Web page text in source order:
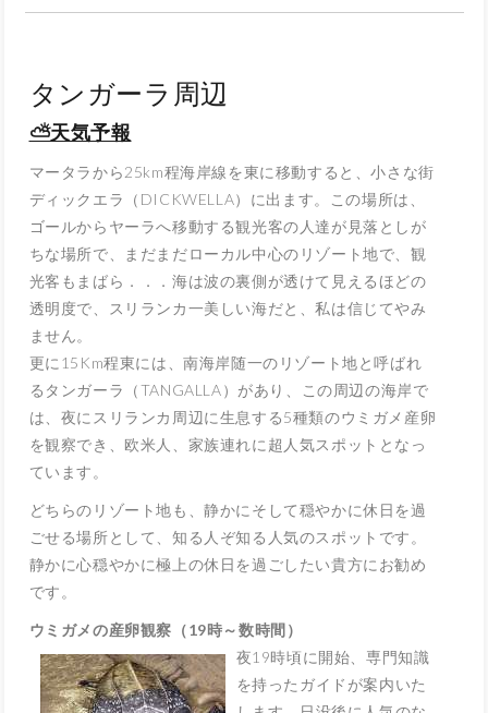
タンガーラ周辺
⛅天気予報
マータラから25km程海岸線を東に移動すると、小さな街
ディックエラ（DICKWELLA）に出ます。この場所は、
ゴールからヤーラへ移動する観光客の人達が見落としが
ちな場所で、まだまだローカル中心のリゾート地で、観
光客もまばら．．．海は波の裏側が透けて見えるほどの
透明度で、スリランカ一美しい海だと、私は信じてやみ
ません。
更に15Km程東には、南海岸随一のリゾート地と呼ばれ
るタンガーラ（TANGALLA）があり、この周辺の海岸で
は、夜にスリランカ周辺に生息する5種類のウミガメ産卵
を観察でき、欧米人、家族連れに超人気スポットとなっ
ています。
どちらのリゾート地も、静かにそして穏やかに休日を過
ごせる場所として、知る人ぞ知る人気のスポットです。
静かに心穏やかに極上の休日を過ごしたい貴方にお勧め
です。
ウミガメの産卵観察（19時～数時間）
夜19時頃に開始、専門知識
を持ったガイドが案内いた